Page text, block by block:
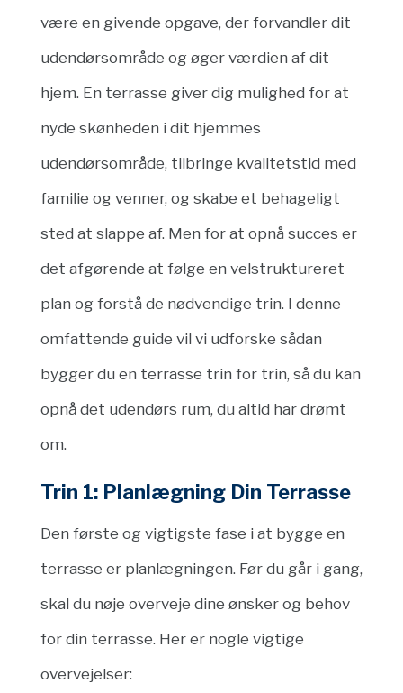
være en givende opgave, der forvandler dit
udendørsområde og øger værdien af dit
hjem. En terrasse giver dig mulighed for at
nyde skønheden i dit hjemmes
udendørsområde, tilbringe kvalitetstid med
familie og venner, og skabe et behageligt
sted at slappe af. Men for at opnå succes er
det afgørende at følge en velstruktureret
plan og forstå de nødvendige trin. I denne
omfattende guide vil vi udforske sådan
bygger du en terrasse trin for trin, så du kan
opnå det udendørs rum, du altid har drømt
om.
Trin 1: Planlægning Din Terrasse
Den første og vigtigste fase i at bygge en
terrasse er planlægningen. Før du går i gang,
skal du nøje overveje dine ønsker og behov
for din terrasse. Her er nogle vigtige
overvejelser: